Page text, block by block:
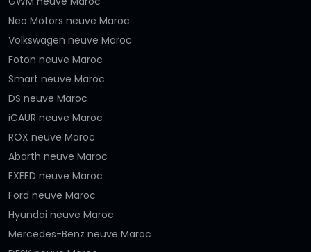
Neo Motors neuve Maroc
Volkswagen neuve Maroc
Foton neuve Maroc
Smart neuve Maroc
DS neuve Maroc
iCAUR neuve Maroc
ROX neuve Maroc
Abarth neuve Maroc
EXEED neuve Maroc
Ford neuve Maroc
Hyundai neuve Maroc
Mercedes-Benz neuve Maroc